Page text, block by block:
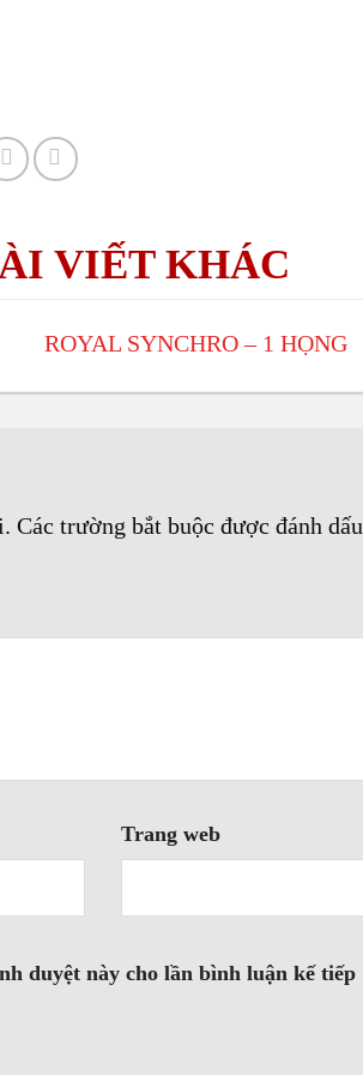
ROYAL SYNCHRO – 1 HỌNG
Các trường bắt buộc được đánh dấu
Trang web
duyệt này cho lần bình luận kế tiếp